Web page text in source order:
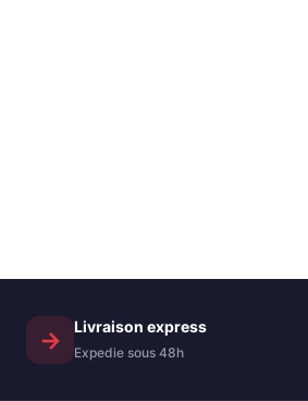
→ Livraison express
Expedie sous 48h